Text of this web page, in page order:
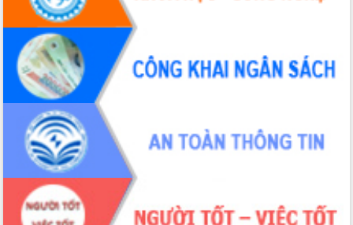
Đắk Lắk nỗ lực thúc đẩy tăng trưởng
kinh tế từ 10% trở lên trong Quý
II/2026
Đắk Lắk ký kết thỏa thuận hợp tác về
chuyển đổi số giai đoạn 2026 – 2030
với Tập đoàn Bưu chính Viễn thông
Việt Nam
Thứ trưởng Bộ Y tế làm việc với tỉnh
Đắk Lắk về phát triển nhân lực y tế
cho trạm y tế cấp xã
Du lịch Đắk Lắk nâng tầm trải nghiệm
du khách thông qua Hệ thống cơ sở dữ
liệu và Bản đồ số